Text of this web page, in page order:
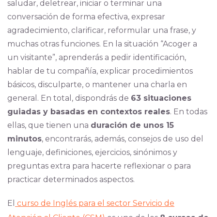
saludar, deletrear, iniciar o terminar una
conversación de forma efectiva, expresar
agradecimiento, clarificar, reformular una frase, y
muchas otras funciones. En la situación “Acoger a
un visitante”, aprenderás a pedir identificación,
hablar de tu compañía, explicar procedimientos
básicos, disculparte, o mantener una charla en
general. En total, dispondrás de 63 situaciones
guiadas y basadas en contextos reales. En todas
ellas, que tienen una duración de unos 15
minutos, encontrarás, además, consejos de uso del
lenguaje, definiciones, ejercicios, sinónimos y
preguntas extra para hacerte reflexionar o para
practicar determinados aspectos.
El curso de Inglés para el sector Servicio de